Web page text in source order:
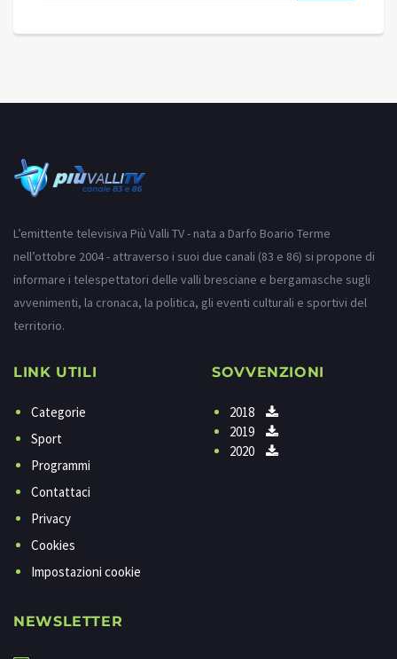
L’emittente televisiva Più Valli TV - nata a Darfo Boario Terme
nell’ottobre 2004 - attraverso i suoi due canali (83 e 86) si propone di
informare i telespettatori delle valli bresciane e bergamasche sugli
avvenimenti, la cronaca, la politica, gli eventi culturali e sportivi del
territorio.
LINK UTILI
Categorie
Sport
Programmi
Contattaci
Privacy
Cookies
Impostazioni cookie
SOVVENZIONI
2018
2019
2020
NEWSLETTER